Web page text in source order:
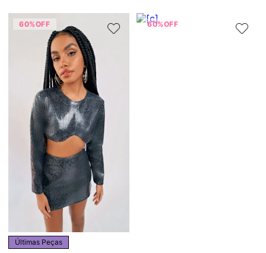
60%OFF
Últimas Peças
60%OFF